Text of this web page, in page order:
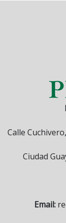
Calle
Ciudad
Email: